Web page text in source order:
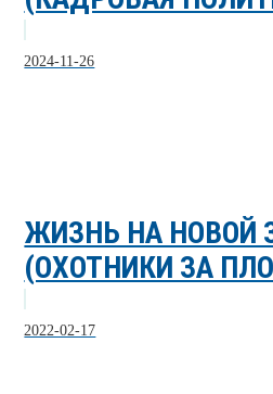
2024-11-26
ЖИЗНЬ НА НОВОЙ
(ОХОТНИКИ ЗА
2022-02-17